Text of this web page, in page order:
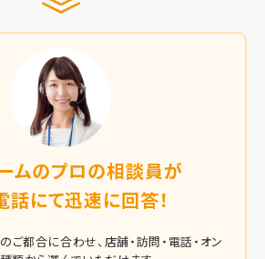
ムのプロの相談員が
話にて迅速に回答！
都合に合わせ、店舗・訪問・電話・オン